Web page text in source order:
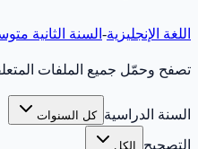
اللغة الإنجليزية- السنة الثانية
تصفح وحمّل جميع الملفات
السنة الدراسية كل السنوات
التصحيح الكل